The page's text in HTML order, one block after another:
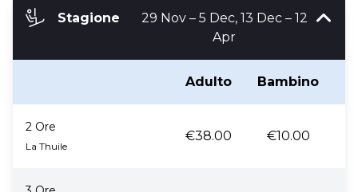
Stagione
29 Nov – 5 Dec, 13 Dec – 12
Apr
Adulto Bambino
2 Ore
La Thuile
€38.00 €10.00